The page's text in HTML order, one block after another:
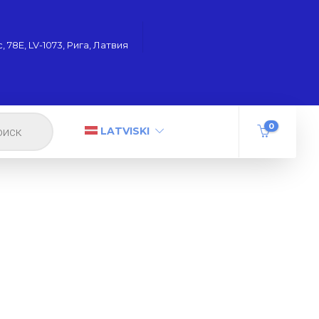
LV-1073, Рига, Латвия
LATVISKI 0